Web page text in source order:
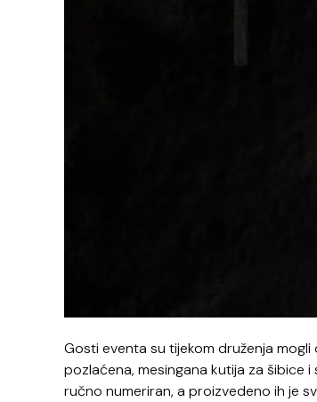
Gosti eventa su tijekom druženja
pozlaćena, mesingana kutija za šibice
ručno numeriran, a proizvedeno ih je